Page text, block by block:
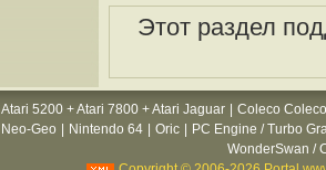
Этот раздел
Atari 5200 + Atari 7800 + Atari Jaguar
Coleco
Neo-Geo Nintendo 64 Oric
PC Engine / Turbo
WonderSwan /